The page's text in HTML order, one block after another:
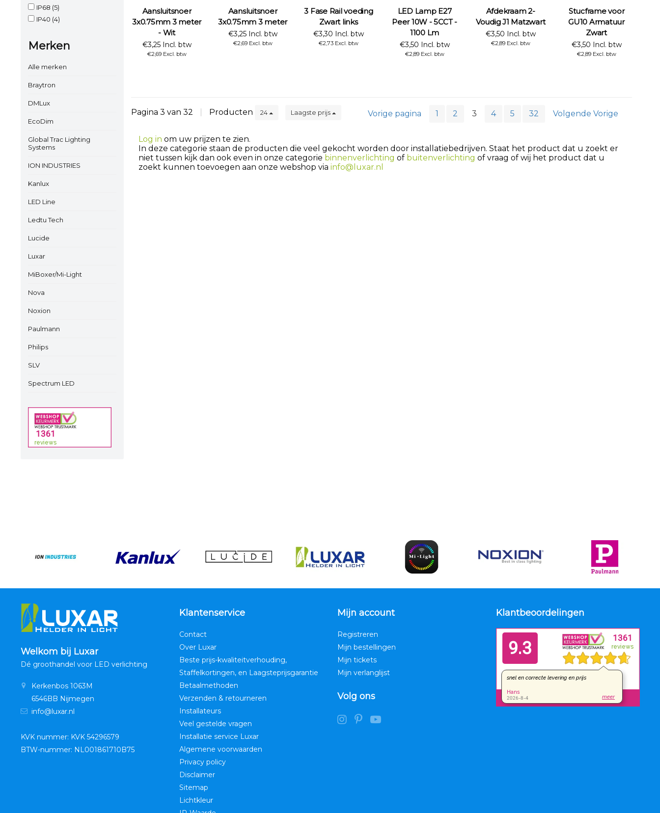
IP68 (5)
IP40 (4)
Merken
Alle merken
Braytron
DMLux
EcoDim
Global Trac Lighting
Systems
ION INDUSTRIES
Kanlux
LED Line
Ledtu Tech
Lucide
Luxar
MiBoxer/Mi-Light
Nova
Noxion
Paulmann
Philips
SLV
Spectrum LED
Aansluitsnoer
3x0.75mm 3 meter
- Wit
€3,25 Incl. btw
€2,69 Excl. btw
Aansluitsnoer
3x0.75mm 3 meter
€3,25 Incl. btw
€2,69 Excl. btw
3 Fase Rail voeding
Zwart links
€3,30 Incl. btw
€2,73 Excl. btw
LED Lamp E27
Peer 10W - 5CCT -
1100 Lm
€3,50 Incl. btw
€2,89 Excl. btw
Afdekraam 2-
Voudig J1 Matzwart
€3,50 Incl. btw
€2,89 Excl. btw
Stucframe voor
GU10 Armatuur
Zwart
€3,50 Incl. btw
€2,89 Excl. btw
Pagina 3 van 32 Producten 24 Laagste prijs Vorige pagina 1 2 3 4 5 32 Volgende Vorige
Log in om uw prijzen te zien.
In deze categorie staan de producten die veel gekocht worden door installatiebedrijven. Staat het product dat u zoekt er
niet tussen kijk dan ook even in onze categorie binnenverlichting of buitenverlichting of vraag of wij het product dat u
zoekt kunnen toevoegen aan onze webshop via info@luxar.nl
Welkom bij Luxar
Dé groothandel voor LED verlichting
Kerkenbos 1063M
6546BB Nijmegen
info@luxar.nl
KVK nummer: KVK 54296579
BTW-nummer: NL001861710B75
Klantenservice
Contact
Over Luxar
Beste prijs-kwaliteitverhouding,
Staffelkortingen, en Laagsteprijsgarantie
Betaalmethoden
Verzenden & retourneren
Installateurs
Veel gestelde vragen
Installatie service Luxar
Algemene voorwaarden
Privacy policy
Disclaimer
Sitemap
Lichtkleur
Mijn account
Registreren
Mijn bestellingen
Mijn tickets
Mijn verlanglijst
Volg ons
Klantbeoordelingen